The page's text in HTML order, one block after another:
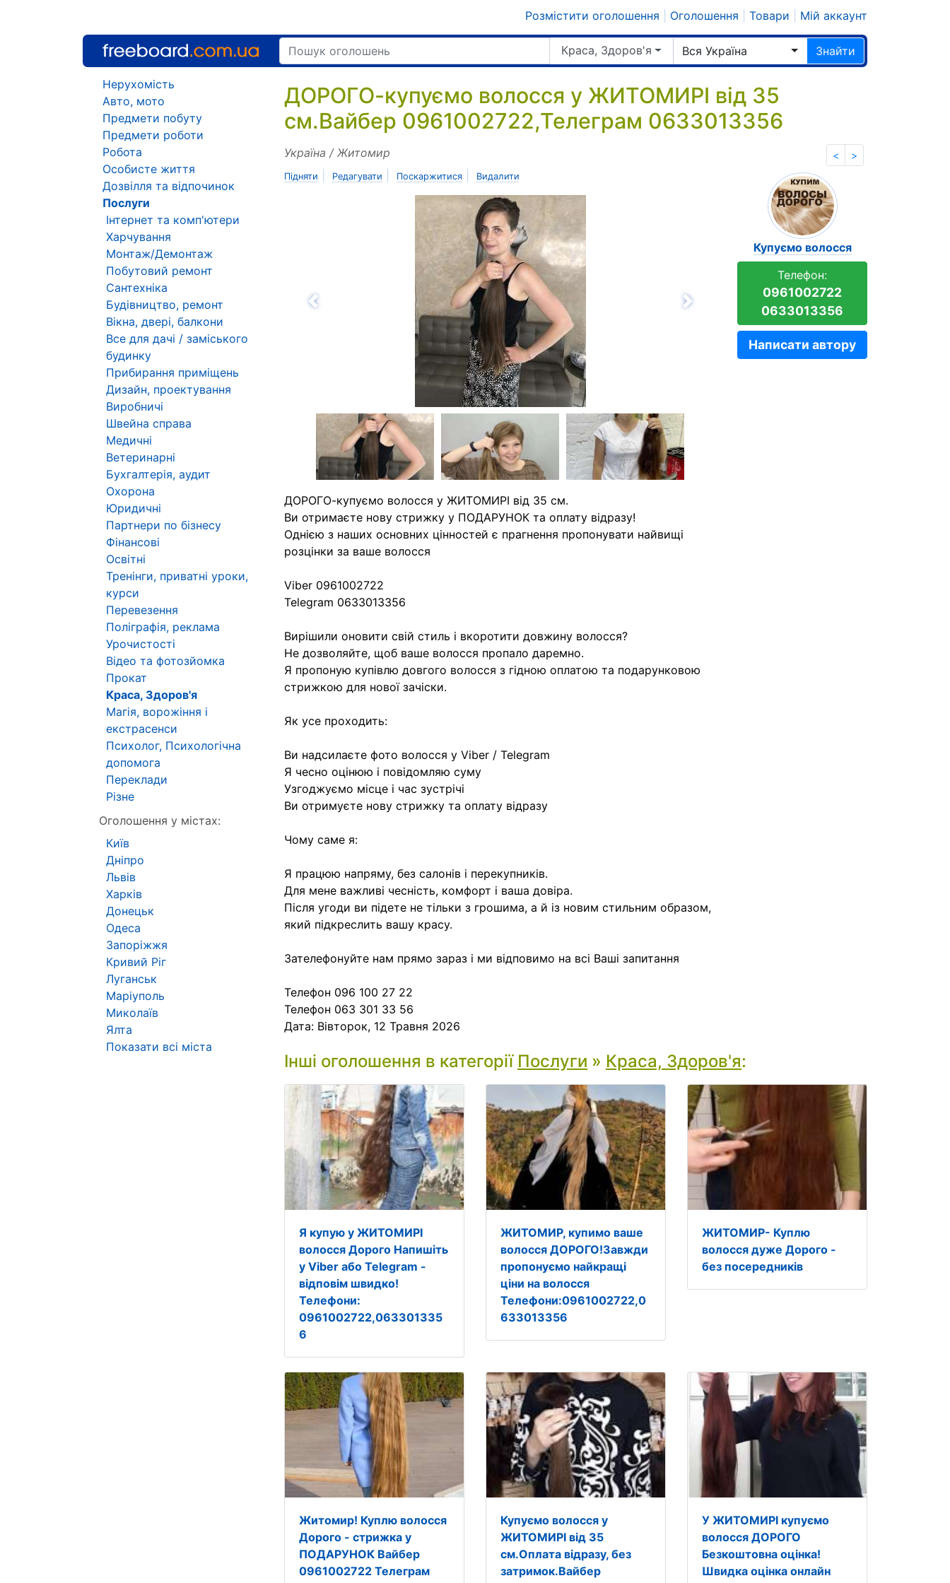
Розмістити оголошення Оголошення Товари Мій аккаунт
Краса, Здоров'я Вся Україна Знайти
ДОРОГО-купуємо волосся у ЖИТОМИРІ від 35
см.Вайбер 0961002722,Телеграм 0633013356
< >
Україна / Житомир
Підняти Редагувати Поскаржитися Видалити
Назад
ДОРОГО-купуємо волосся у ЖИТОМИРІ від 35 см.
Ви отримаєте нову стрижку у ПОДАРУНОК та оплату відразу!
Однією з наших основних цінностей є прагнення пропонувати найвищі
розцінки за ваше волосся
Viber 0961002722
Telegram 0633013356
Вирішили оновити свій стиль і вкоротити довжину волосся?
Не дозволяйте, щоб ваше волосся пропало даремно.
Я пропоную купівлю довгого волосся з гідною оплатою та подарунковою
стрижкою для нової зачіски.
Як усе проходить:
Ви надсилаєте фото волосся у Viber / Telegram
Я чесно оцінюю і повідомляю суму
Узгоджуємо місце і час зустрічі
Ви отримуєте нову стрижку та оплату відразу
Чому саме я:
Я працюю напряму, без салонів і перекупників.
Для мене важливі чесність, комфорт і ваша довіра.
Після угоди ви підете не тільки з грошима, а й із новим стильним образом,
який підкреслить вашу красу.
Зателефонуйте нам прямо зараз і ми відповимо на всі Ваші запитання
Телефон 096 100 27 22
Телефон 063 301 33 56
Дата: Вівторок, 12 Травня 2026
Купуємо волосся
Телефон:
0961002722
0633013356
Написати автору
Інші оголошення в категорії Послуги » Краса, Здоров'я:
Я купую у ЖИТОМИРІ
волосся Дорого Напишіть
у Viber або Telegram -
відповім швидко!
Телефони:
0961002722,063301335
6
ЖИТОМИР, купимо ваше
волосся ДОРОГО!Завжди
пропонуємо найкращі
ціни на волосся
Телефони:0961002722,0
633013356
ЖИТОМИР- Куплю
волосся дуже Дорого -
без посередників
Житомир! Куплю волосся
Дорого - стрижка у
ПОДАРУНОК Вайбер
0961002722 Телеграм
Купуємо волосся у
ЖИТОМИРІ від 35
см.Оплата відразу, без
затримок.Вайбер
У ЖИТОМИРІ купуємо
волосся ДОРОГО
Безкоштовна оцінка!
Швидка оцінка онлайн
Нерухомість
Авто, мото
Предмети побуту
Предмети роботи
Робота
Особисте життя
Дозвілля та відпочинок
Послуги
Інтернет та комп'ютери
Харчування
Монтаж/Демонтаж
Побутовий ремонт
Сантехніка
Будівництво, ремонт
Вікна, двері, балкони
Все для дачі / заміського
будинку
Прибирання приміщень
Дизайн, проектування
Виробничі
Швейна справа
Медичні
Ветеринарні
Бухгалтерія, аудит
Охорона
Юридичні
Партнери по бізнесу
Фінансові
Освітні
Тренінги, приватні уроки,
курси
Перевезення
Поліграфія, реклама
Урочистості
Відео та фотозйомка
Прокат
Краса, Здоров'я
Магія, ворожіння і
екстрасенси
Психолог, Психологічна
допомога
Переклади
Різне
Оголошення у містах:
Київ
Дніпро
Львів
Харків
Донецьк
Одеса
Запоріжжя
Кривий Ріг
Луганськ
Маріуполь
Миколаїв
Ялта
Показати всі міста